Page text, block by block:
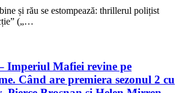
și rău se estompează: thrillerul polițist
(„…
Imperiul Mafiei revine pe
Când are premiera sezonul 2 cu